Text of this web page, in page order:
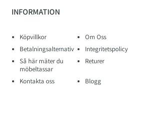
INFORMATION
Köpvillkor
Om Oss
Betalningsalternativ
Integritetspolicy
Så här mäter du
möbeltassar
Returer
Kontakta oss Blogg